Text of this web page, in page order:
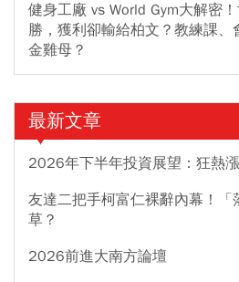
健身工廠 vs World Gym大解密
勝，獲利卻輸給柏文？教練課
金雞母？
最新文章
2026年下半年投資展望：狂熱
友達二把手柯富仁裸辭內幕！「
草？
2026前進大南方論壇